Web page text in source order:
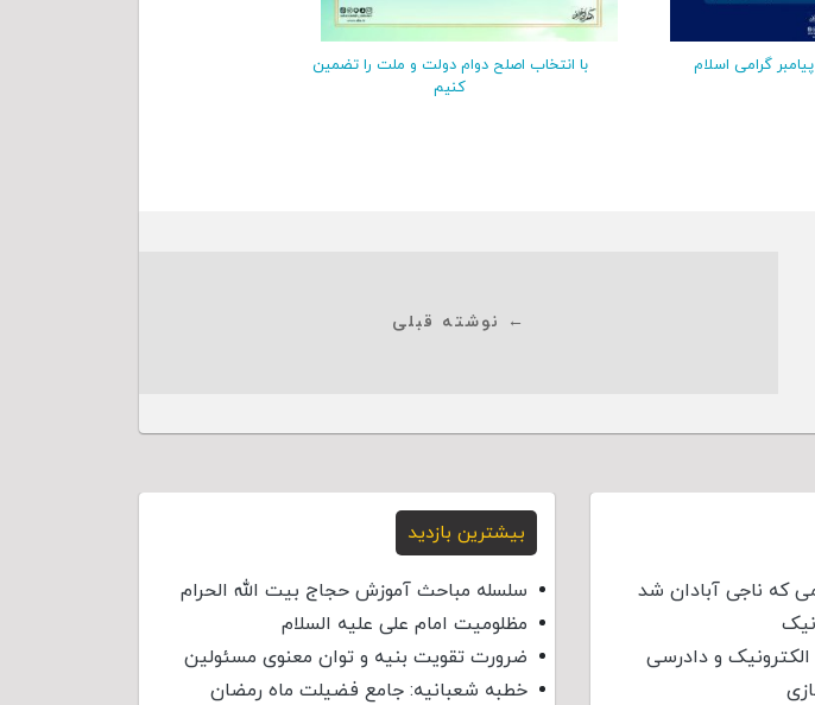
گرامی اسلام
با انتخاب اصلح دوام دولت و ملت را تضمین
کنیم
← نوشته قبلی
که ناجی آبادان شد
و دادرسی
بیشترین بازدید
سلسله مباحث آموزش حجاج بیت الله الحرام
مظلومیت امام علی علیه السلام
ضرورت تقویت بنیه و توان معنوی مسئولین
خطبه شعبانیه: جامع فضیلت ماه رمضان